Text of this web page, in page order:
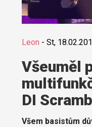
Leon - St,
Všeuměl
DI
Všem basistům